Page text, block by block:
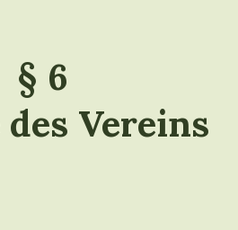
§ 6
Vereins